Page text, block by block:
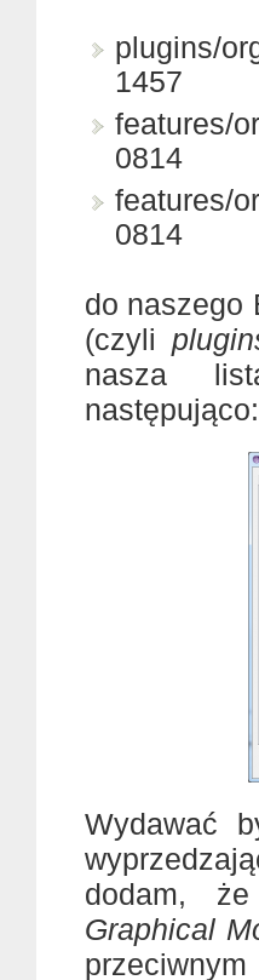
plugins/
1457
features/
0814
features/
0814
do naszego
(czyli
nasza
następująco:
Wydawać
dodam,
Graphical